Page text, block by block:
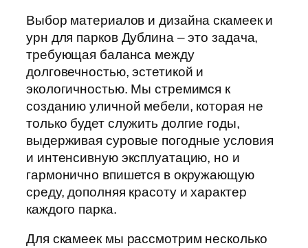
Выбор материалов и дизайна скамеек и
урн для парков Дублина – это задача,
требующая баланса между
долговечностью, эстетикой и
экологичностью. Мы стремимся к
созданию уличной мебели, которая не
только будет служить долгие годы,
выдерживая суровые погодные условия
и интенсивную эксплуатацию, но и
гармонично впишется в окружающую
среду, дополняя красоту и характер
каждого парка.
Для скамеек мы рассмотрим несколько